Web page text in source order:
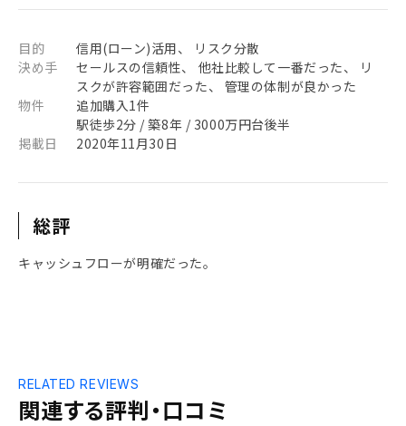
目的
信用(ローン)活用、 リスク分散
決め手
セールスの信頼性、 他社比較して一番だった、 リ
スクが許容範囲だった、 管理の体制が良かった
物件
追加購入1件
駅徒歩2分 / 築8年 / 3000万円台後半
掲載日
2020年11月30日
総評
キャッシュフローが明確だった。
関連する評判・口コミ
RELATED REVIEWS